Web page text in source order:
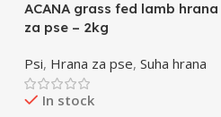
ACANA grass fed lamb hrana
za pse – 2kg
Psi, Hrana za pse, Suha hrana
In stock